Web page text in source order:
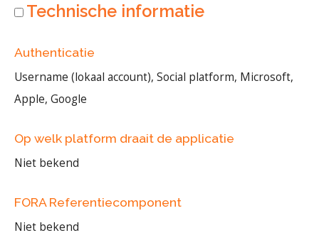
Technische informatie
Authenticatie
Username (lokaal account), Social platform, Microsoft,
Apple, Google
Op welk platform draait de applicatie
Niet bekend
FORA Referentiecomponent
Niet bekend